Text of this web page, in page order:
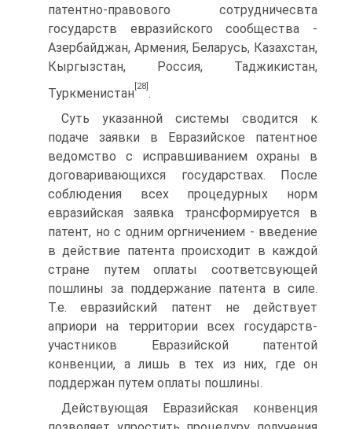
патентно-правового сотрудничесвта
государств евразийского сообщества -
Азербайджан, Армения, Беларусь, Казахстан,
Кыргызстан, Россия, Таджикистан,
Туркменистан
[28]
.
Суть указанной системы сводится к
подаче заявки в Евразийское патентное
ведомство с исправшиванием охраны в
договаривающихся государствах. После
соблюдения всех процедурных норм
евразийская заявка трансформируется в
патент, но с одним оргничением - введение
в действие патента происходит в каждой
стране путем оплаты соответсвующей
пошлины за поддержание патента в силе.
Т.е. евразийский патент не действует
априори на территории всех государств-
участников Евразийской патентой
конвенции, а лишь в тех из них, где он
поддержан путем оплаты пошлины.
Действующая Евразийская конвенция